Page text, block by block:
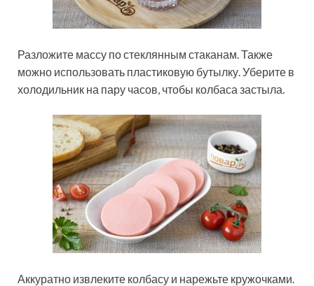
Разложите массу по стеклянным стаканам. Также
можно использовать пластиковую бутылку. Уберите в
холодильник на пару часов, чтобы колбаса застыла.
Аккуратно извлеките колбасу и нарежьте кружочками.